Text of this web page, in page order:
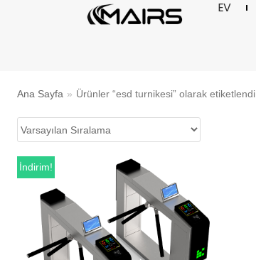
EV
Ana Sayfa » Ürünler “esd turnikesi” olarak etiketlendi
İndirim!